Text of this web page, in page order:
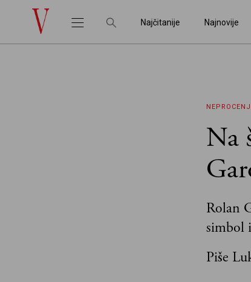
Najčitanije Najnovije
Na
Rolan
simbol
Piše